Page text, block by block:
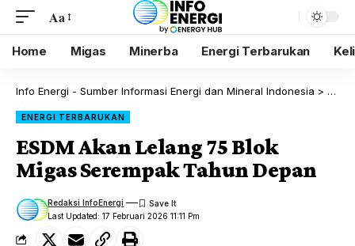
Aa
Home Migas Minerba Energi Terbarukan
Info Energi - Sumber Informasi Energi dan Mineral Indonesia > Blog
ENERGI TERBARUKAN
ESDM Akan Lelang 75 Blok
Migas Serempak Tahun Depan
Last Updated: 17 Februari 2026 11:11 Pm
Redaksi InfoEnergi